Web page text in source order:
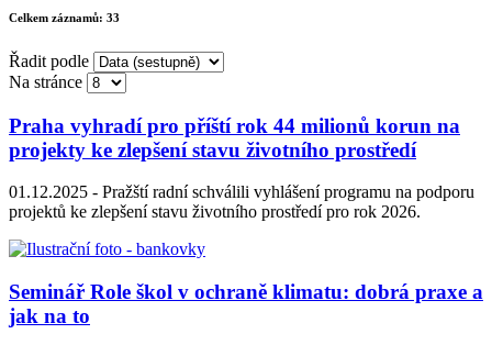
Celkem záznamů: 33
Řadit podle
Na stránce
Praha vyhradí pro příští rok 44 milionů korun na
projekty ke zlepšení stavu životního prostředí
01.12.2025 - Pražští radní schválili vyhlášení programu na podporu
projektů ke zlepšení stavu životního prostředí pro rok 2026.
Seminář Role škol v ochraně klimatu: dobrá praxe a
jak na to